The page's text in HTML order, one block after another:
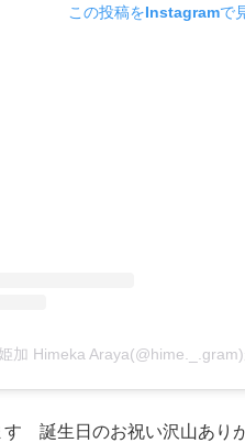
この投稿をInstagramで
加 Himeka
誕生日のお祝い沢山あり